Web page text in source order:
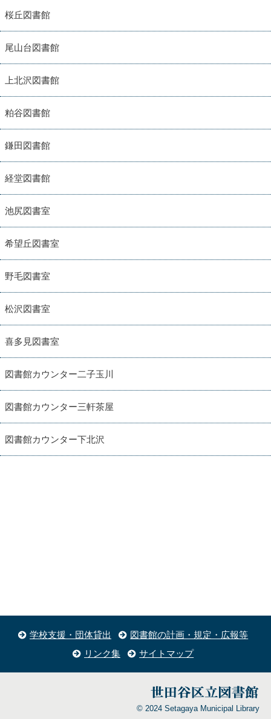
桜丘図書館
尾山台図書館
上北沢図書館
粕谷図書館
鎌田図書館
経堂図書館
池尻図書室
希望丘図書室
野毛図書室
松沢図書室
喜多見図書室
図書館カウンター二子玉川
図書館カウンター三軒茶屋
図書館カウンター下北沢
学校支援・団体貸出
図書館の計画・規定・広報等
リンク集
サイトマップ
© 2024 Setagaya Municipal Library